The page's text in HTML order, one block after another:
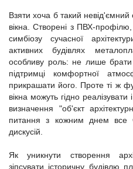
Взяти хоча б такий
вікна. Створені з ПВХ-
симбіозу сучасної
активних будівлях
особливу роль: не лише брати
підтримці комфортної
прикрашати його. Проте ті ж
вікна можуть гідно
визначення "об'єкт
питання з кожним днем все
дискусій.
Як уникнути створення
зіпсувати історичну будівлю